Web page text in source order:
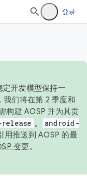
登录
开发模型保持一
我们将在第 2 季度和
构建 AOSP 并为其贡
。
android-
用推送到 AOSP 的最
变更。